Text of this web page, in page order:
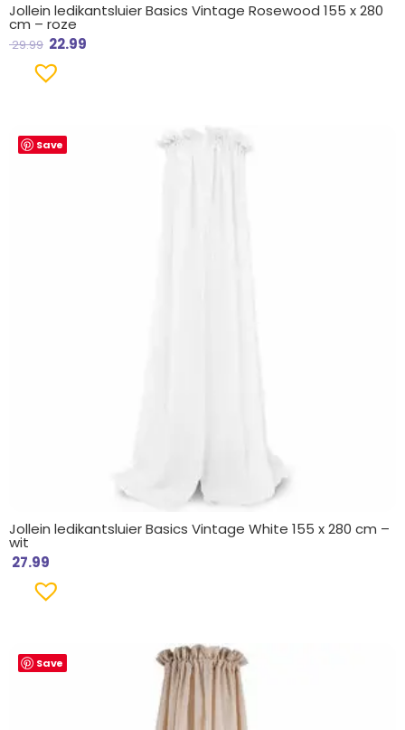
Jollein ledikantsluier Basics Vintage Rosewood 155 x 280
cm – roze
29.99 22.99
Save
Jollein ledikantsluier Basics Vintage White 155 x 280 cm –
wit
27.99
Save